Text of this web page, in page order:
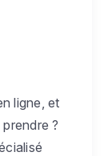
ligne, et
?